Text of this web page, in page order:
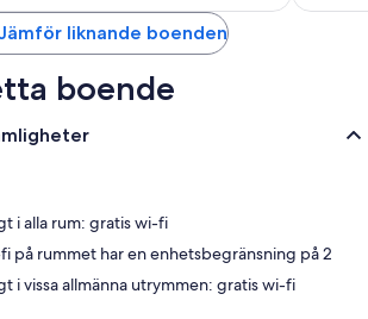
och skrivbord
liknande boenden
boende
i alla rum: gratis wi-fi
på rummet har en enhetsbegränsning på 2
i vissa allmänna utrymmen: gratis wi-fi